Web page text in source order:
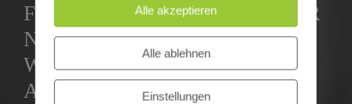
FAMILIE VORLEBTE ABER
NIE AUFDRÄNGTE. DARM
WAR ICH AUF DEM WEG,
ALS STEWARDESS DIE
Alle akzeptieren
Alle ablehnen
Einstellungen